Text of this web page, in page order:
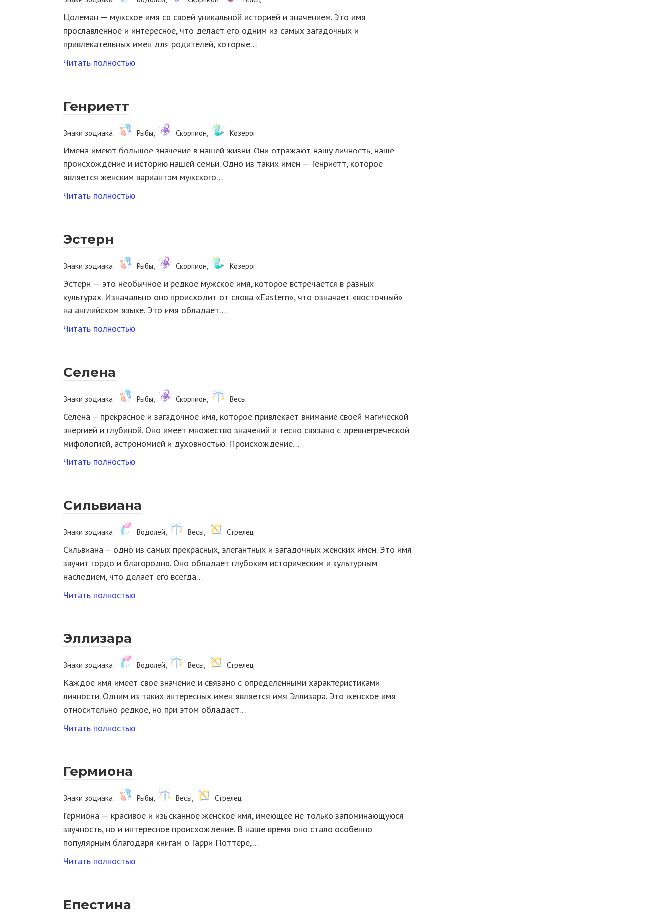
Цолеман — мужское имя со своей уникальной историей и значением. Это имя
прославленное и интересное, что делает его одним из самых загадочных и
привлекательных имен для родителей, которые…
Читать полностью
Генриетт
Знаки зодиака: Рыбы, Скорпион, Козерог
Имена имеют большое значение в нашей жизни. Они отражают нашу личность, наше
происхождение и историю нашей семьи. Одно из таких имен — Генриетт, которое
является женским вариантом мужского…
Читать полностью
Эстерн
Знаки зодиака: Рыбы, Скорпион, Козерог
Эстерн — это необычное и редкое мужское имя, которое встречается в разных
культурах. Изначально оно происходит от слова «Eastern», что означает «восточный»
на английском языке. Это имя обладает…
Читать полностью
Селена
Знаки зодиака: Рыбы, Скорпион, Весы
Селена – прекрасное и загадочное имя, которое привлекает внимание своей магической
энергией и глубиной. Оно имеет множество значений и тесно связано с древнегреческой
мифологией, астрономией и духовностью. Происхождение…
Читать полностью
Сильвиана
Знаки зодиака: Водолей, Весы, Стрелец
Сильвиана – одно из самых прекрасных, элегантных и загадочных женских имён. Это имя
звучит гордо и благородно. Оно обладает глубоким историческим и культурным
наследием, что делает его всегда…
Читать полностью
Эллизара
Знаки зодиака: Водолей, Весы, Стрелец
Каждое имя имеет свое значение и связано с определенными характеристиками
личности. Одним из таких интересных имен является имя Эллизара. Это женское имя
относительно редкое, но при этом обладает…
Читать полностью
Гермиона
Знаки зодиака: Рыбы, Весы, Стрелец
Гермиона — красивое и изысканное женское имя, имеющее не только запоминающуюся
звучность, но и интересное происхождение. В наше время оно стало особенно
популярным благодаря книгам о Гарри Поттере,…
Читать полностью
Епестина